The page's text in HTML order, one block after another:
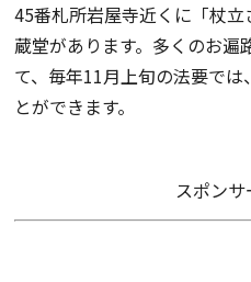
45番札所岩屋寺近くに「杖
蔵堂があります。多くのお遍
て、毎年11月上旬の法要で
とができます。
スポンサ